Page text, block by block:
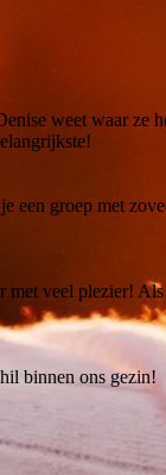
weet waar
groep met
veel plezier!
binnen ons gezin!